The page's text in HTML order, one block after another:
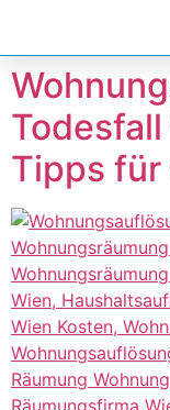
Todesfall
Tipps für